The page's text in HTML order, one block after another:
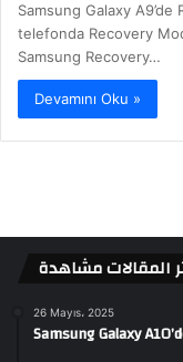
Samsung Galaxy
telefonda Recovery
Samsung Recovery…
Devamını Oku »
المقالات مشاهدة
26 Mayıs، 2025
Samsung Galaxy